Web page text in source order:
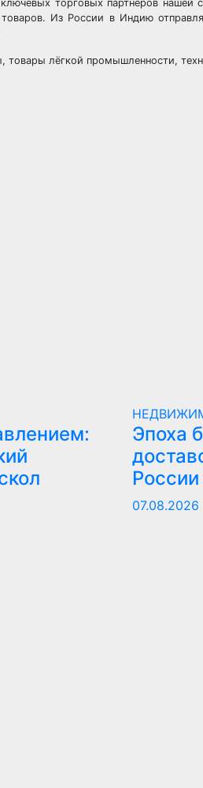
торговых партнёров нашей
Из России в Индию
товары лёгкой промышленности,
Эпоха
07.08.2026